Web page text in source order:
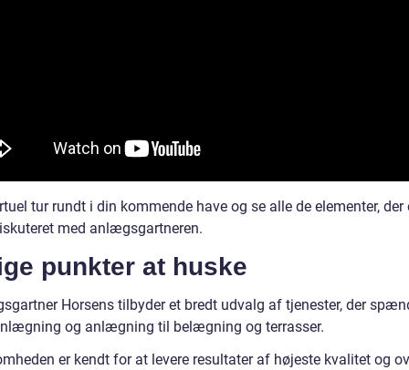
tur rundt i din kommende have og se alle de elementer, der
med anlægsgartneren.
punkter at huske
Horsens tilbyder et bredt udvalg af tjenester, der
og anlægning til belægning og terrasser.
er kendt for at levere resultater af højeste kvalitet og